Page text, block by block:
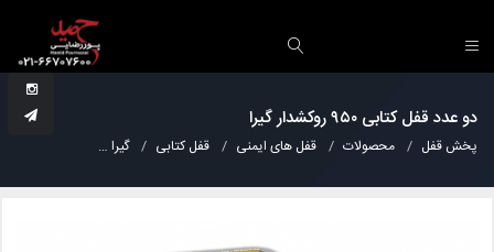
دو عدد قفل کتابی ۹۵۰ روکشدار گیرا
پخش قفل محصولات قفل های ایمنی قفل کتابی گیرا